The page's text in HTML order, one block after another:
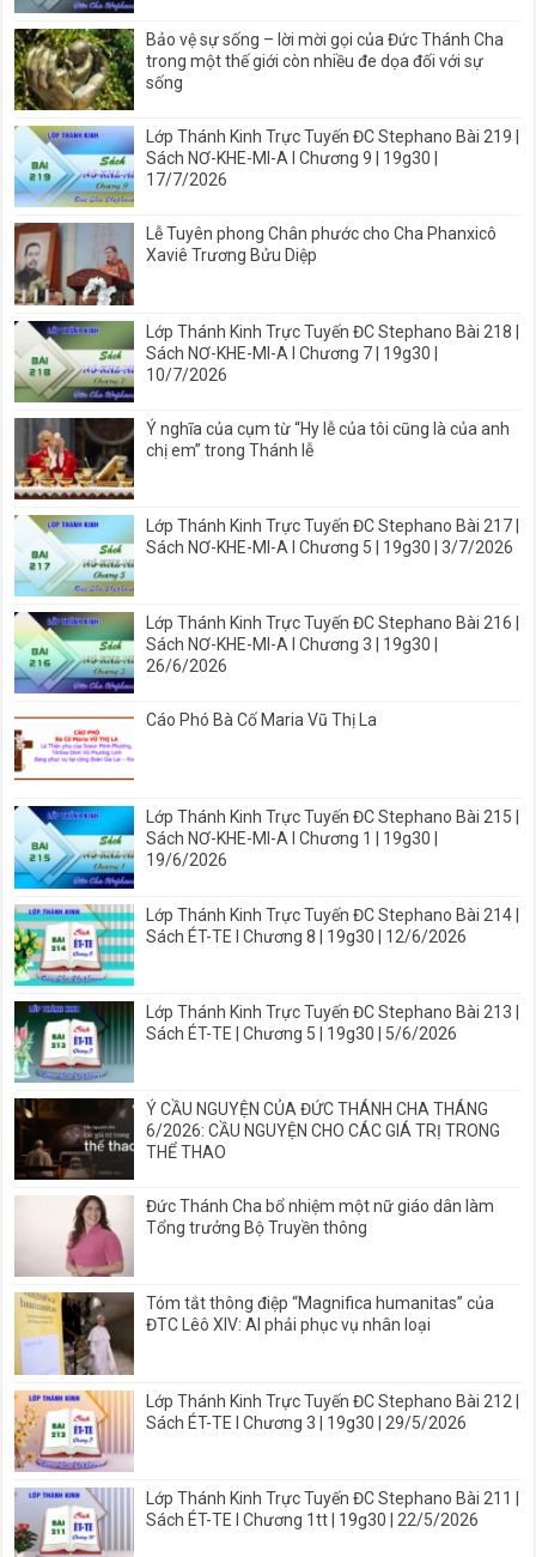
Bảo vệ sự sống – lời mời gọi của Đức Thánh Cha
trong một thế giới còn nhiều đe dọa đối với sự
sống
Lớp Thánh Kinh Trực Tuyến ĐC Stephano Bài 219 |
Sách NƠ-KHE-MI-A I Chương 9 | 19g30 |
17/7/2026
Lễ Tuyên phong Chân phước cho Cha Phanxicô
Xaviê Trương Bửu Diệp
Lớp Thánh Kinh Trực Tuyến ĐC Stephano Bài 218 |
Sách NƠ-KHE-MI-A I Chương 7 | 19g30 |
10/7/2026
Ý nghĩa của cụm từ “Hy lễ của tôi cũng là của anh
chị em” trong Thánh lễ
Lớp Thánh Kinh Trực Tuyến ĐC Stephano Bài 217 |
Sách NƠ-KHE-MI-A I Chương 5 | 19g30 | 3/7/2026
Lớp Thánh Kinh Trực Tuyến ĐC Stephano Bài 216 |
Sách NƠ-KHE-MI-A I Chương 3 | 19g30 |
26/6/2026
Cáo Phó Bà Cố Maria Vũ Thị La
Lớp Thánh Kinh Trực Tuyến ĐC Stephano Bài 215 |
Sách NƠ-KHE-MI-A I Chương 1 | 19g30 |
19/6/2026
Lớp Thánh Kinh Trực Tuyến ĐC Stephano Bài 214 |
Sách ÉT-TE I Chương 8 | 19g30 | 12/6/2026
Lớp Thánh Kinh Trực Tuyến ĐC Stephano Bài 213 |
Sách ÉT-TE | Chương 5 | 19g30 | 5/6/2026
Ý CẦU NGUYỆN CỦA ĐỨC THÁNH CHA THÁNG
6/2026: CẦU NGUYỆN CHO CÁC GIÁ TRỊ TRONG
THỂ THAO
Đức Thánh Cha bổ nhiệm một nữ giáo dân làm
Tổng trưởng Bộ Truyền thông
Tóm tắt thông điệp “Magnifica humanitas” của
ĐTC Lêô XIV: AI phải phục vụ nhân loại
Lớp Thánh Kinh Trực Tuyến ĐC Stephano Bài 212 |
Sách ÉT-TE I Chương 3 | 19g30 | 29/5/2026
Lớp Thánh Kinh Trực Tuyến ĐC Stephano Bài 211 |
Sách ÉT-TE I Chương 1tt | 19g30 | 22/5/2026